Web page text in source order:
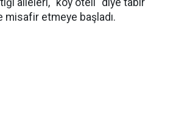
aileleri, "köy oteli" diye tabir
etmeye başladı.